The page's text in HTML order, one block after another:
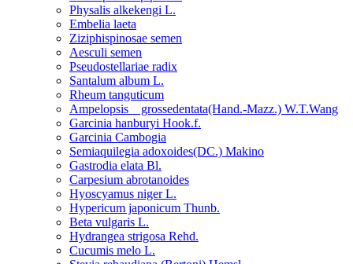
Physalis alkekengi L.
Embelia laeta
Ziziphispinosae semen
Aesculi semen
Pseudostellariae radix
Santalum album L.
Rheum tanguticum
Ampelopsis grossedentata(Hand.-Mazz.) W.T.Wang
Garcinia hanburyi Hook.f.
Garcinia Cambogia
Semiaquilegia adoxoides(DC.) Makino
Gastrodia elata Bl.
Carpesium abrotanoides
Hyoscyamus niger L.
Hypericum japonicum Thunb.
Beta vulgaris L.
Hydrangea strigosa Rehd.
Cucumis melo L.